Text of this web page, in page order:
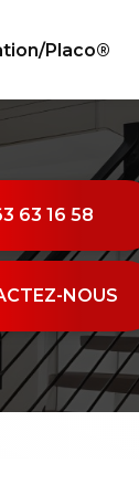
Placo®
63 16 58
NOUS